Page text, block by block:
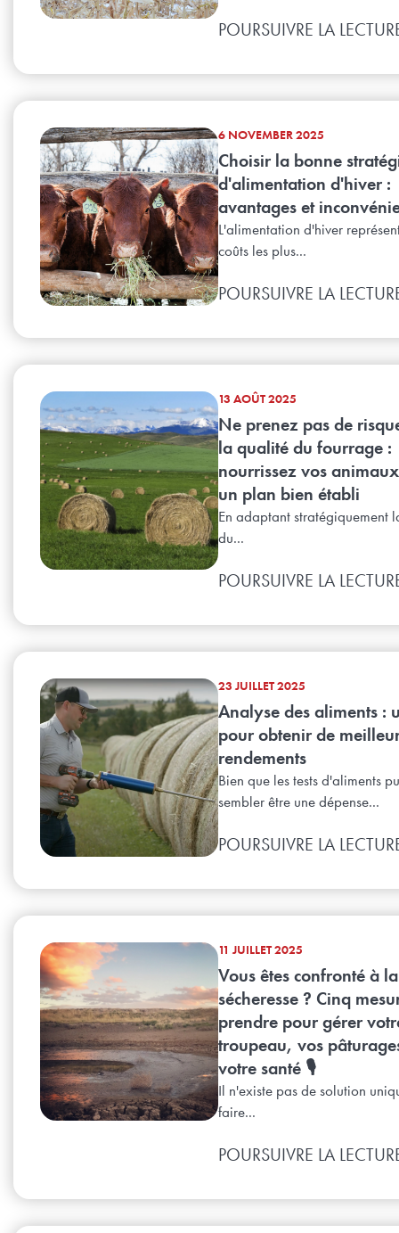
POURSUIVRE LA
6 NOVEMBER 2025
Choisir la bonne
d'alimentation d'hiver :
avantages et
L'alimentation d'hiver
coûts les plus...
POURSUIVRE LA
13 AOÛT 2025
Ne prenez pas de
la qualité du fourrage :
nourrissez vos
un plan bien établi
En adaptant stratégiquement
du...
POURSUIVRE LA
23 JUILLET 2025
Analyse des aliments :
pour obtenir de
rendements
Bien que les tests d'aliments
sembler être une dépense...
POURSUIVRE LA
11 JUILLET 2025
Vous êtes confronté à la
sécheresse ? Cinq
prendre pour gérer
troupeau, vos
votre santé 🎙️
Il n'existe pas de solution
faire...
POURSUIVRE LA